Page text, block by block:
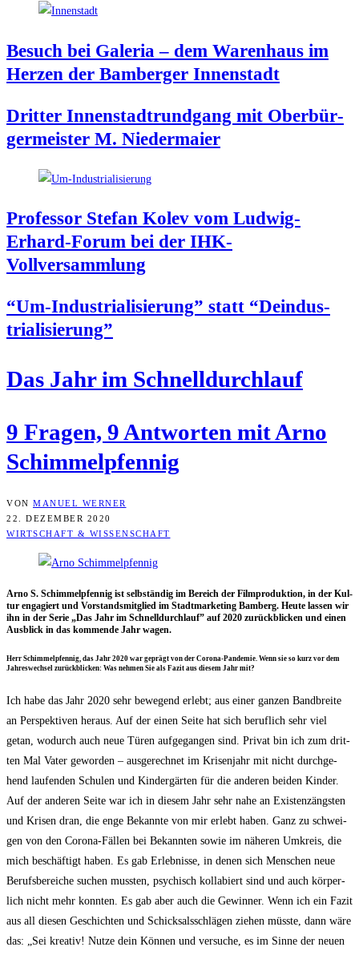
Besuch bei Gale­ria – dem Waren­haus im
Her­zen der Bam­ber­ger Innenstadt
Drit­ter Innen­stadt­rund­gang mit Ober­bür­
ger­meis­ter M. Niedermaier
Pro­fes­sor Ste­fan Kolev vom Lud­wig-
Erhard-Forum bei der IHK-
Vollversammlung
“Um-Indus­tria­li­sie­rung” statt “Deindus­
tria­li­sie­rung”
Das Jahr im Schnelldurchlauf
9 Fra­gen, 9 Ant­wor­ten mit Arno
Schimmelpfennig
VON MANUEL WERNER
22. DEZEMBER 2020
WIRTSCHAFT & WISSENSCHAFT
Arno S. Schim­mel­p­fen­nig ist selb­stän­dig im Bereich der Film­pro­duk­ti­on, in der Kul­
tur enga­giert und Vor­stands­mit­glied im Stadt­mar­ke­ting Bam­berg. Heu­te las­sen wir
ihn in der Serie „Das Jahr im Schnell­durch­lauf” auf 2020 zurück­bli­cken und einen
Aus­blick in das kom­men­de Jahr wagen.
Herr Schim­mel­p­fen­nig, das Jahr 2020 war geprägt von der Coro­na-Pan­de­mie. Wenn sie so kurz vor dem
Jah­res­wech­sel zurück­bli­cken: Was neh­men Sie als Fazit aus die­sem Jahr mit?
Ich habe das Jahr 2020 sehr bewe­gend erlebt; aus einer gan­zen Band­brei­te
an Per­spek­ti­ven her­aus. Auf der einen Sei­te hat sich beruf­lich sehr viel
getan, wodurch auch neue Türen auf­ge­gan­gen sind. Pri­vat bin ich zum drit­
ten Mal Vater gewor­den – aus­ge­rech­net im Kri­sen­jahr mit nicht durch­ge­
hend lau­fen­den Schu­len und Kin­der­gär­ten für die ande­ren bei­den Kin­der.
Auf der ande­ren Sei­te war ich in die­sem Jahr sehr nahe an Exis­tenz­ängs­ten
und Kri­sen dran, die enge Bekann­te von mir erlebt haben. Ganz zu schwei­
gen von den Coro­na-Fäl­len bei Bekann­ten sowie im nähe­ren Umkreis, die
mich beschäf­tigt haben. Es gab Erleb­nis­se, in denen sich Men­schen neue
Berufs­be­rei­che suchen muss­ten, psy­chisch kol­la­biert sind und auch kör­per­
lich nicht mehr konn­ten. Es gab aber auch die Gewin­ner. Wenn ich ein Fazit
aus all die­sen Geschich­ten und Schick­sals­schlä­gen zie­hen müss­te, dann wäre
das: „Sei krea­tiv! Nut­ze dein Kön­nen und ver­su­che, es im Sin­ne der neu­en